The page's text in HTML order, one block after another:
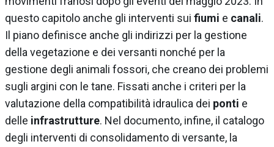
questo capitolo anche gli interventi sui fiumi e canali.
Il piano definisce anche gli indirizzi per la gestione
della vegetazione e dei versanti nonché per la
gestione degli animali fossori, che creano dei problemi
sugli argini con le tane. Fissati anche i criteri per la
valutazione della compatibilità idraulica dei ponti e
delle infrastrutture. Nel documento, infine, il catalogo
degli interventi di consolidamento di versante, la